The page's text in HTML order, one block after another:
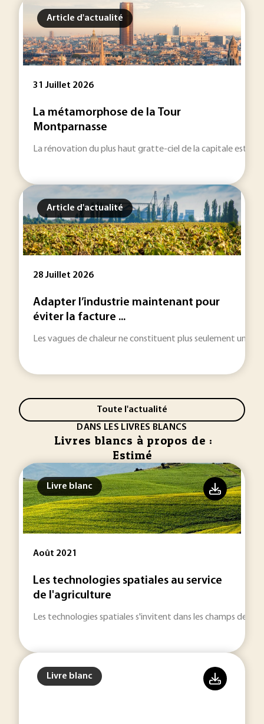
Article d'actualité
31 Juillet 2026
La métamorphose de la Tour
Montparnasse
La rénovation du plus haut gratte-ciel de la capitale est
Article d'actualité
28 Juillet 2026
Adapter l’industrie maintenant pour
éviter la facture ...
Les vagues de chaleur ne constituent plus seulement une
Toute l'actualité
DANS LES LIVRES BLANCS
Livres blancs à propos de :
Estimé
Livre blanc
Août 2021
Les technologies spatiales au service
de l'agriculture
Les technologies spatiales s'invitent dans les champs des
Livre blanc